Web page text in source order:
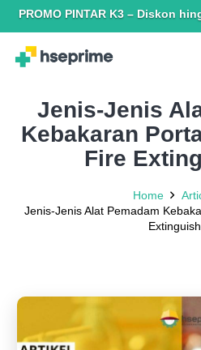
PINTAR K3 – Diskon hingga
Jenis-Jenis
Kebakaran
Fire
Home
Jenis-Jenis Alat Pemadam